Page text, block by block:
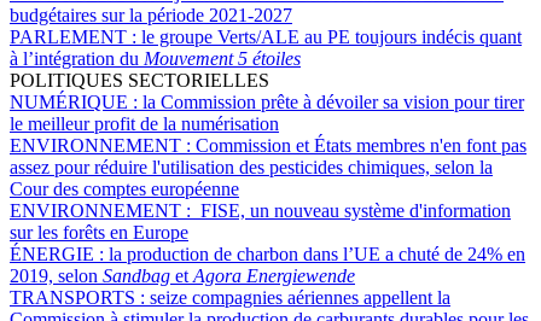
budgétaires sur la période 2021-2027
PARLEMENT : le groupe Verts/ALE au PE toujours indécis quant
à l’intégration du Mouvement 5 étoiles
POLITIQUES SECTORIELLES
NUMÉRIQUE : la Commission prête à dévoiler sa vision pour tirer
le meilleur profit de la numérisation
ENVIRONNEMENT : Commission et États membres n'en font pas
assez pour réduire l'utilisation des pesticides chimiques, selon la
Cour des comptes européenne
ENVIRONNEMENT : FISE, un nouveau système d'information
sur les forêts en Europe
ÉNERGIE : la production de charbon dans l’UE a chuté de 24% en
2019, selon Sandbag et Agora Energiewende
TRANSPORTS : seize compagnies aériennes appellent la